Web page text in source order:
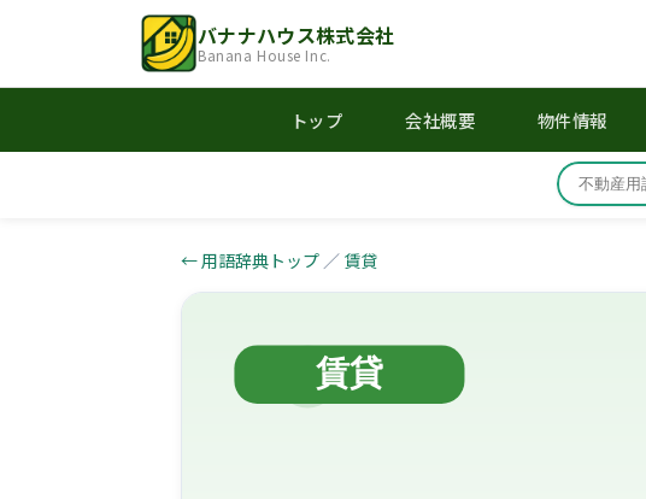
バナナハウス株式会社
Banana House Inc.
トップ 会社概要 物件情報
← 用語辞典トップ ／ 賃貸